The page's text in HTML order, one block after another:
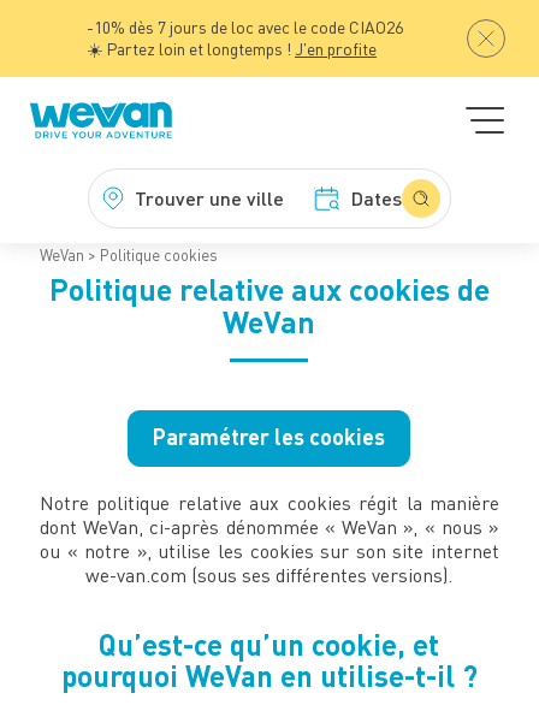
-10% dès 7 jours de loc avec le code CIAO26
☀️ Partez loin et longtemps ! J'en profite
Trouver une ville Dates
WeVan Politique cookies
Politique relative aux cookies de
WeVan
Paramétrer les cookies
Notre politique relative aux cookies régit la manière
dont WeVan, ci-après dénommée « WeVan », « nous »
ou « notre », utilise les cookies sur son site internet
we-van.com (sous ses différentes versions).
Qu’est-ce qu’un cookie, et
pourquoi WeVan en utilise-t-il ?